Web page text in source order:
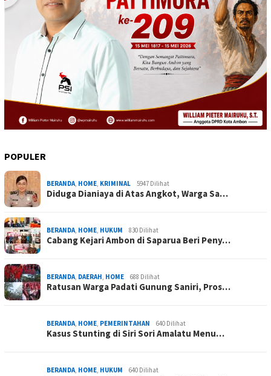
POPULER
BERANDA HOME KRIMINAL 5947 Dilihat
Diduga Dianiaya di Atas Angkot, Warga Sa…
BERANDA HOME HUKUM 830 Dilihat
Cabang Kejari Ambon di Saparua Beri Peny…
BERANDA DAERAH HOME 688 Dilihat
Ratusan Warga Padati Gunung Saniri, Pros…
BERANDA HOME PEMERINTAHAN 640 Dilihat
Kasus Stunting di Siri Sori Amalatu Menu…
BERANDA HOME HUKUM 640 Dilihat